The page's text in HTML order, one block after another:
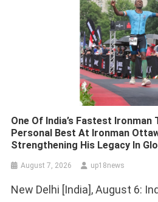
One Of India’s Fastest
Personal Best At Ironman
Strengthening His Legacy In
August 7, 2026 up18news
New Delhi [India], August 6: